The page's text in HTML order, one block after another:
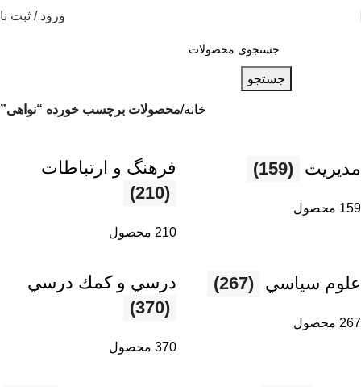
ورود / ثبت
جستجو
خانه محصولات برچسب خورده “نواهی”
مديريت (159)
159 محصول
فرهنگ و ارتباطات
(210)
210 محصول
علوم سياسي (267)
267 محصول
درسي و كمك درسي
(370)
370 محصول